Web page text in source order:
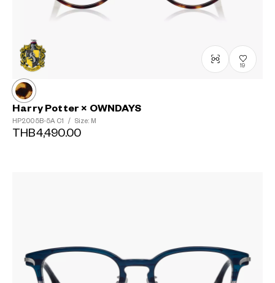
19
Harry Potter × OWNDAYS
HP2005B-5A C1 / Size: M
THB4,490.00